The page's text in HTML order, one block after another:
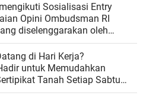
Sosialisasi Entry
Opini Ombudsman RI
diselenggarakan oleh
di Hari Kerja?
untuk Memudahkan
Tanah Setiap Sabtu